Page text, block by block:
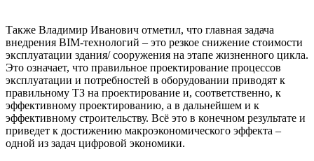
Также Владимир Иванович отметил, что главная задача
внедрения BIM-технологий – это резкое снижение стоимости
эксплуатации здания/ сооружения на этапе жизненного цикла.
Это означает, что правильное проектирование процессов
эксплуатации и потребностей в оборудовании приводят к
правильному ТЗ на проектирование и, соответственно, к
эффективному проектированию, а в дальнейшем и к
эффективному строительству. Всё это в конечном результате и
приведет к достижению макроэкономического эффекта –
одной из задач цифровой экономики.